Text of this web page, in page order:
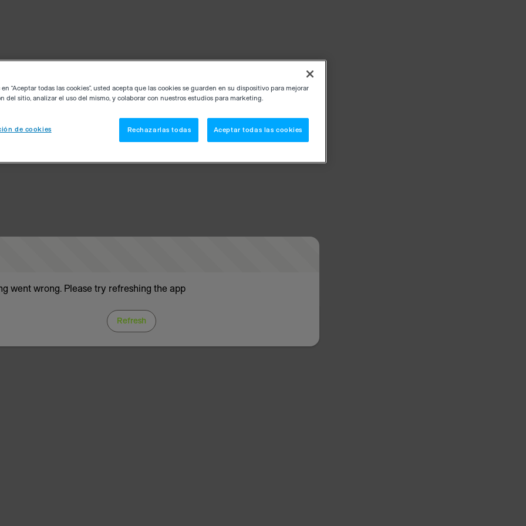
went wrong. Please try refreshing the app
Refresh
“Aceptar todas las cookies”, usted acepta que las cookies se guarden en su dispositivo para mejorar
del sitio, analizar el uso del mismo, y colaborar con nuestros estudios para marketing.
de cookies Rechazarlas todas Aceptar todas las cookies